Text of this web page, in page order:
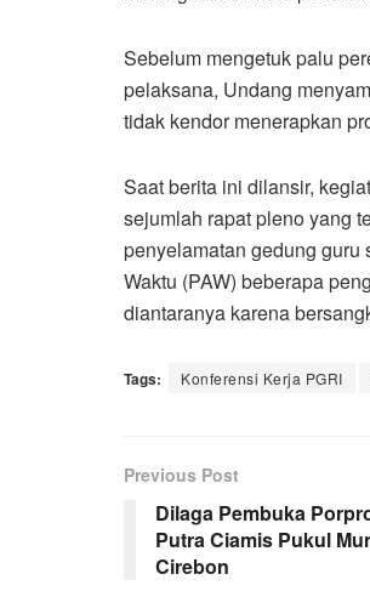
Sebelum mengetuk palu
pelaksana, Undang
tidak kendor menerapkan
Saat berita ini dilansir,
sejumlah rapat pleno yang
penyelamatan gedung
Waktu (PAW) beberapa
diantaranya karena
Tags: Konferensi Kerja PGRI
Previous Post
Dilaga Pembuka
Putra Ciamis Pukul
Cirebon